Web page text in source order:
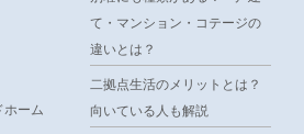
ホーム
て・マンション・コテージの
違いとは？
二拠点生活のメリットとは？
向いている人も解説